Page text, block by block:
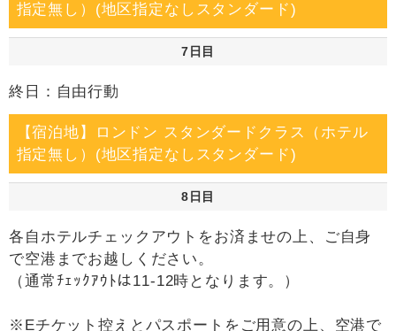
指定無し）(地区指定なしスタンダード)
7日目
終日：自由行動
【宿泊地】ロンドン スタンダードクラス（ホテル
指定無し）(地区指定なしスタンダード)
8日目
各自ホテルチェックアウトをお済ませの上、ご自身
で空港までお越しください。
（通常ﾁｪｯｸｱｳﾄは11-12時となります。）
※Eチケット控えとパスポートをご用意の上、空港で